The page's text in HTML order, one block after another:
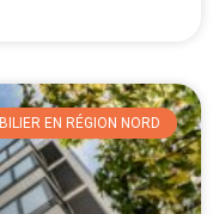
EN RÉGION NORD